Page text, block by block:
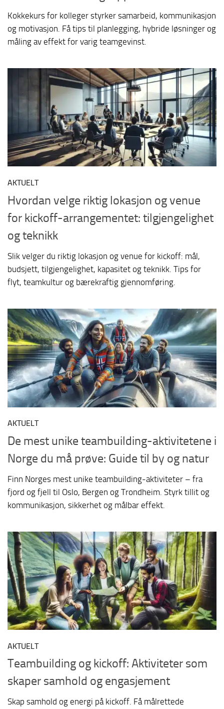
Kokkekurs for kolleger styrker samarbeid, kommunikasjon
og motivasjon. Få tips til planlegging, hybride løsninger og
måling av effekt for varig teamgevinst.
AKTUELT
Hvordan velge riktig lokasjon og venue
for kickoff-arrangementet: tilgjengelighet
og teknikk
Slik velger du riktig lokasjon og venue for kickoff: mål,
budsjett, tilgjengelighet, kapasitet og teknikk. Tips for
flyt, teamkultur og bærekraftig gjennomføring.
AKTUELT
De mest unike teambuilding-aktivitetene i
Norge du må prøve: Guide til by og natur
Finn Norges mest unike teambuilding-aktiviteter – fra
fjord og fjell til Oslo, Bergen og Trondheim. Styrk tillit og
kommunikasjon, sikkerhet og målbar effekt.
AKTUELT
Teambuilding og kickoff: Aktiviteter som
skaper samhold og engasjement
Skap samhold og energi på kickoff. Få målrettede